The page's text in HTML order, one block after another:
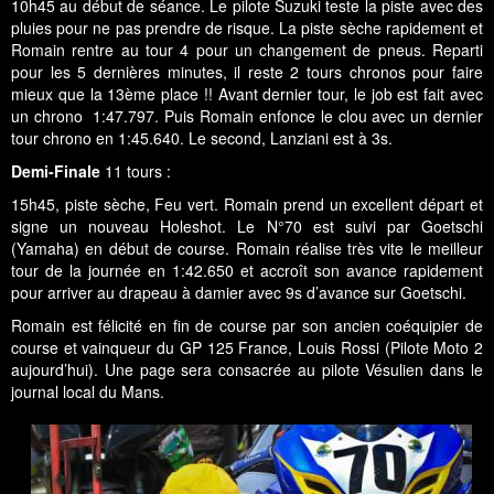
10h45 au début de séance. Le pilote Suzuki teste la piste avec des
pluies pour ne pas prendre de risque. La piste sèche rapidement et
Romain rentre au tour 4 pour un changement de pneus. Reparti
pour les 5 dernières minutes, il reste 2 tours chronos pour faire
mieux que la 13ème place !! Avant dernier tour, le job est fait avec
un chrono 1:47.797. Puis Romain enfonce le clou avec un dernier
tour chrono en 1:45.640. Le second, Lanziani est à 3s.
Demi-Finale 11 tours :
15h45, piste sèche, Feu vert. Romain prend un excellent départ et
signe un nouveau Holeshot. Le N°70 est suivi par Goetschi
(Yamaha) en début de course. Romain réalise très vite le meilleur
tour de la journée en 1:42.650 et accroît son avance rapidement
pour arriver au drapeau à damier avec 9s d’avance sur Goetschi.
Romain est félicité en fin de course par son ancien coéquipier de
course et vainqueur du GP 125 France, Louis Rossi (Pilote Moto 2
aujourd’hui). Une page sera consacrée au pilote Vésulien dans le
journal local du Mans.